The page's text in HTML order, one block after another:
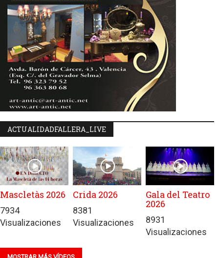
ACTUALIDADFALLERA_LIVE
Mascletàs 2026
7934
Visualizaciones
Crida 2026
8381
Visualizaciones
Gala del Teatro
2026
8931
Visualizaciones